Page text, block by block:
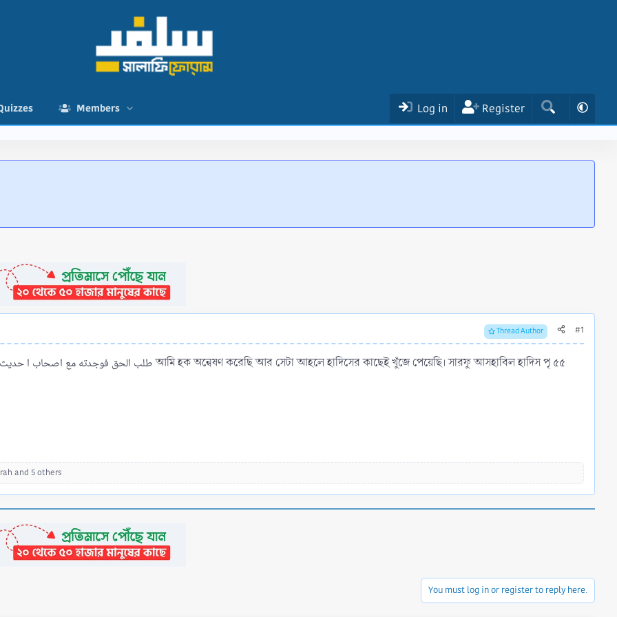
Members Log in Register
Thread Author #1
খালিফা হারুনুর রশীদ রহিমাহুল্লাহ বলেনطلب الحق فوجدته مع اصحاب ا حديث আমি হক অন্বেষণ করেছি আর সেটা আহলে হাদিসের কাছেই খুঁজে পেয়েছি। সারফু আসহাবিল হাদিস পৃ ৫৫
and 5 others
You must log in or register to reply here.